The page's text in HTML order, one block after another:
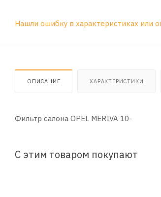
Нашли ошибку в характеристиках или
ОПИСАНИЕ ХАРАКТЕРИСТИКИ
Фильтр салона OPEL MERIVA 10-
С этим товаром покупают